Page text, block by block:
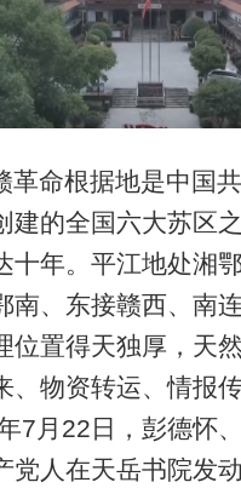
革命根据地是中国
建的全国六大苏区
十年。平江地处湘
南、东接赣西、南
位置得天独厚，天
、物资转运、情报
7月22日，彭德怀
党人在天岳书院发